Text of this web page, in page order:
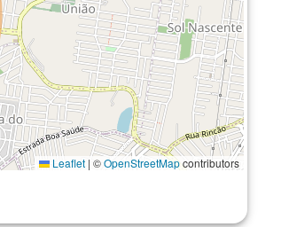
Leaflet | ©OpenStreetMapcontributors